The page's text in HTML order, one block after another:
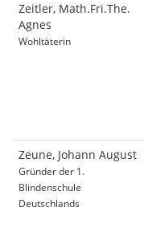
Zeitler, Math.Fri.The.
Agnes
Wohltäterin
Zeune, Johann August
Gründer der 1.
Blindenschule
Deutschlands